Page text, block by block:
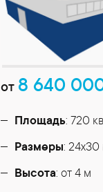
от 8 640
Площадь: 720
Размеры: 24х30
Высота: от 4 м